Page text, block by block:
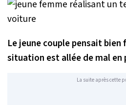
Le jeune couple pensait bien
situation est allée de mal en
La suite après cette